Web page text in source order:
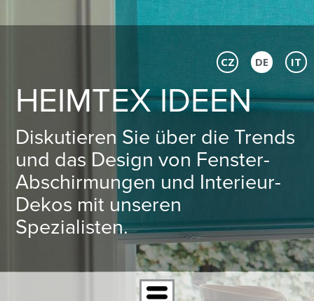
HEIMTEX IDEEN
Diskutieren Sie über die Trends
und das Design von Fenster-
Abschirmungen und Interieur-
Dekos mit unseren
Spezialisten.
CZ DE IT